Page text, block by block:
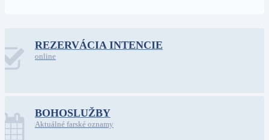
REZERVÁCIA INTENCIE
online
BOHOSLUŽBY
Aktuálné farské oznamy